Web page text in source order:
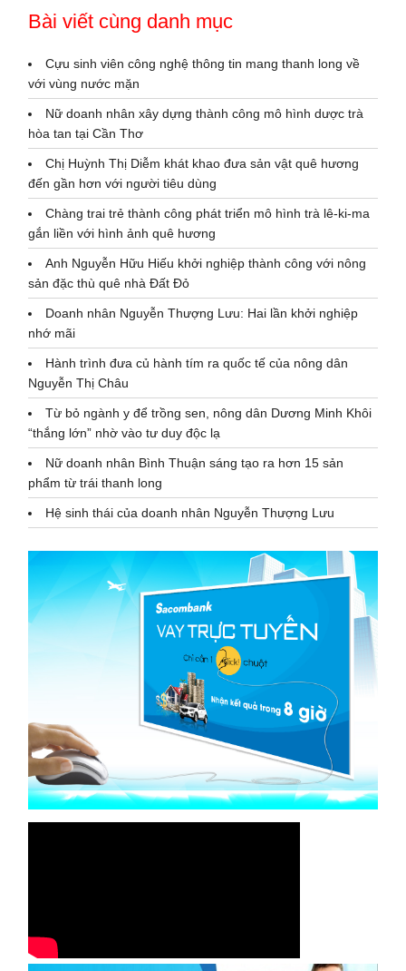
Bài viết cùng danh mục
Cựu sinh viên công nghệ thông tin mang thanh long về
với vùng nước mặn
Nữ doanh nhân xây dựng thành công mô hình dược trà
hòa tan tại Cần Thơ
Chị Huỳnh Thị Diễm khát khao đưa sản vật quê hương
đến gần hơn với người tiêu dùng
Chàng trai trẻ thành công phát triển mô hình trà lê-ki-ma
gắn liền với hình ảnh quê hương
Anh Nguyễn Hữu Hiếu khởi nghiệp thành công với nông
sản đặc thù quê nhà Đất Đỏ
Doanh nhân Nguyễn Thượng Lưu: Hai lần khởi nghiệp
nhớ mãi
Hành trình đưa củ hành tím ra quốc tế của nông dân
Nguyễn Thị Châu
Từ bỏ ngành y để trồng sen, nông dân Dương Minh Khôi
“thắng lớn” nhờ vào tư duy độc lạ
Nữ doanh nhân Bình Thuận sáng tạo ra hơn 15 sản
phẩm từ trái thanh long
Hệ sinh thái của doanh nhân Nguyễn Thượng Lưu